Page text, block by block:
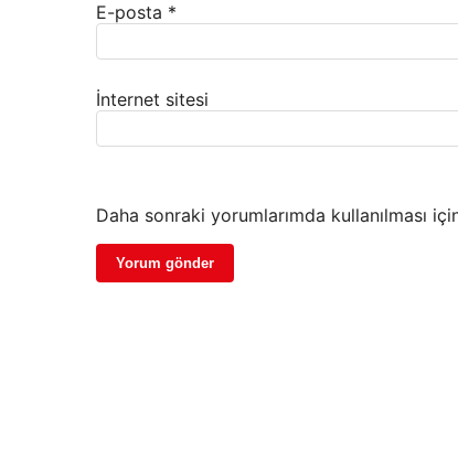
E-posta *
İnternet sitesi
Daha sonraki yorumlarımda kullanılması